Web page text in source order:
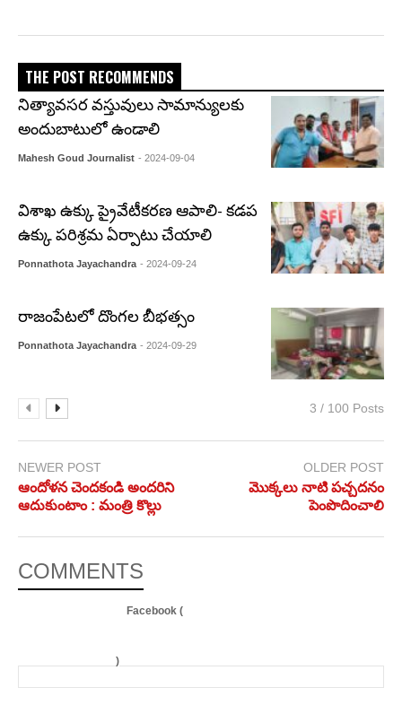
THE POST RECOMMENDS
నిత్యావసర వస్తువులు సామాన్యులకు
అందుబాటులో ఉండాలి
Mahesh Goud Journalist - 2024-09-04
విశాఖ ఉక్కు ప్రైవేటీకరణ ఆపాలి- కడప
ఉక్కు పరిశ్రమ ఏర్పాటు చేయాలి
Ponnathota Jayachandra - 2024-09-24
రాజంపేటలో దొంగల బీభత్సం
Ponnathota Jayachandra - 2024-09-29
3 / 100 Posts
NEWER POST
ఆందోళన చెందకండి అందరిని
ఆదుకుంటాం : మంత్రి కొల్లు
OLDER POST
మొక్కలు నాటి పచ్చదనం
పెంపొదించాలి
COMMENTS
Facebook (
)